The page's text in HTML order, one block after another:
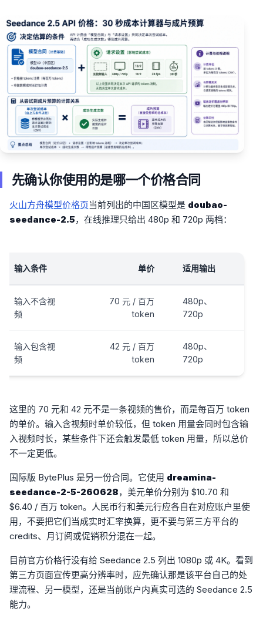
先确认你使用的是哪一个价格合同
火山方舟模型价格页当前列出的中国区模型是 doubao-
seedance-2.5，在线推理只给出 480p 和 720p 两档：
输入条件 单价 适用输出
输入不含视
频
70 元 / 百万
token
480p、
720p
输入包含视
频
42 元 / 百万
token
480p、
720p
这里的 70 元和 42 元不是一条视频的售价，而是每百万 token
的单价。输入含视频时单价较低，但 token 用量会同时包含输
入视频时长，某些条件下还会触发最低 token 用量，所以总价
不一定更低。
国际版 BytePlus 是另一份合同。它使用 dreamina-
seedance-2-5-260628，美元单价分别为 $10.70 和
$6.40 / 百万 token。人民币行和美元行应各自在对应账户里使
用，不要把它们当成实时汇率换算，更不要与第三方平台的
credits、月订阅或促销积分混在一起。
目前官方价格行没有给 Seedance 2.5 列出 1080p 或 4K。看到
第三方页面宣传更高分辨率时，应先确认那是该平台自己的处
理流程、另一模型，还是当前账户内真实可选的 Seedance 2.5
能力。